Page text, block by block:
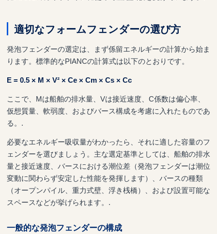
適切なフォームフェンダーの選び方
発泡フェンダーの選定は、まず係留エネルギーの計算から始ま
ります。標準的なPIANCの計算式は以下のとおりです。
E = 0.5 × M × V² × Ce × Cm × Cs × Cc
ここで、Mは船舶の排水量、Vは接近速度、C係数は偏心率、
仮想質量、軟弱度、およびバース構成を考慮に入れたものであ
る。.
必要なエネルギー吸収量がわかったら、それに適した容量のフ
ェンダーを選びましょう。主な選定基準としては、船舶の排水
量と接近速度、バースにおける潮位差（発泡フェンダーは潮位
変動に関わらず安定した性能を発揮します）、バースの種類
（オープンパイル、重力式壁、浮き桟橋）、および設置可能な
スペースなどが挙げられます。.
一般的な発泡フェンダーの構成